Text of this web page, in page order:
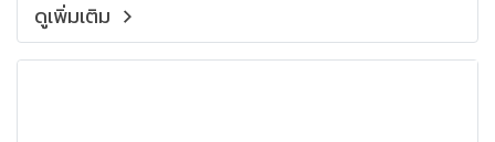
ดูเพิ่มเติม